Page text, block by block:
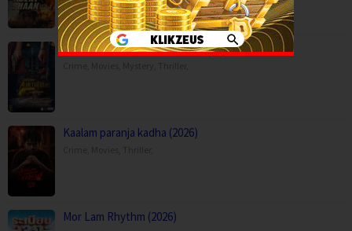
Anaganaga Australia Lo (2025)
Kaalam paranja kadha (2026)
Mor Lam Rhythm (2026)